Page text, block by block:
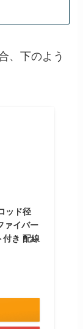
、下のよう
ッド径
ァイバー
付き 配線